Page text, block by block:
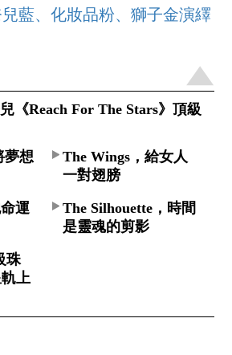
藍、化妝品粉、獅子金演繹
《Reach For The Stars》頂級
夢想
The Wings，給女人
一對翅膀
運
The Silhouette，時間
是靈魂的剪影
珠
上